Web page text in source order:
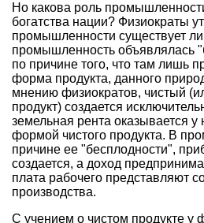
Но какова роль
богатства нации? Физиократы
промышленности существует
промышленность объявлялась
по причине того, что там лишь
форма продукта, данного
мнению физиократов, чистый
продукт) создается
земельная рента оказывается у
формой чистого продукта. В
причине ее "бесплодности",
создается, а доход
плата рабочего представляют
производства.
С учением о чистом продукте у